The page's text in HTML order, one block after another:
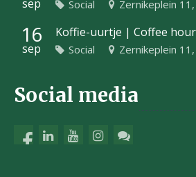
sep Social Zernikeplein
16
sep
Koffie-uurtje | Coffee hour
Social Zernikeplein
Social media